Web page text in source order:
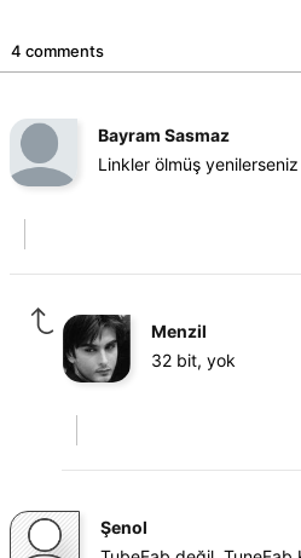
4 comments
Bayram Sasmaz
Linkler ölmüş
Menzil
32 bit, yok
Şenol